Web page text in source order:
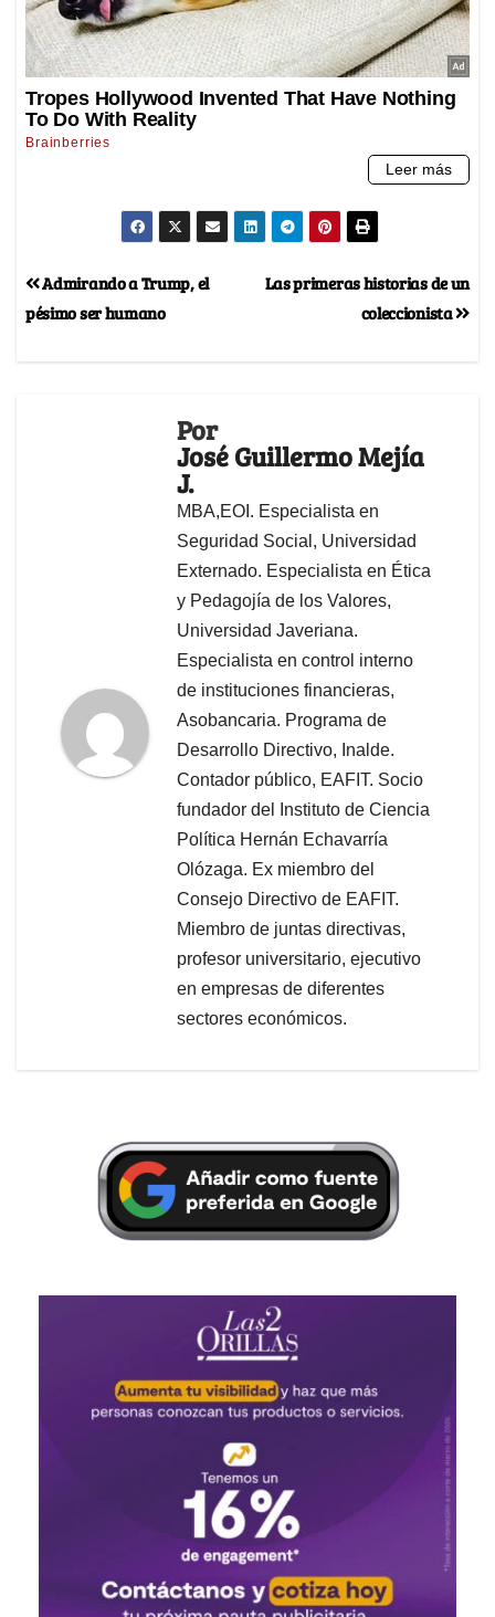
Las primeras historias de un
coleccionista
Admirando a Trump, el
pésimo ser humano
Por
José Guillermo Mejía
J.
MBA,EOI. Especialista en
Seguridad Social, Universidad
Externado. Especialista en Ética
y Pedagojía de los Valores,
Universidad Javeriana.
Especialista en control interno
de instituciones financieras,
Asobancaria. Programa de
Desarrollo Directivo, Inalde.
Contador público, EAFIT. Socio
fundador del Instituto de Ciencia
Política Hernán Echavarría
Olózaga. Ex miembro del
Consejo Directivo de EAFIT.
Miembro de juntas directivas,
profesor universitario, ejecutivo
en empresas de diferentes
sectores económicos.